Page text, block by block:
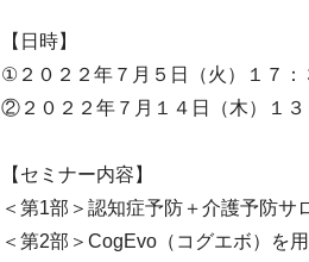
【日時】
①２０２２年７月５日（火）１７：
②２０２２年７月１４日（木）１３
【セミナー内容】
＜第1部＞認知症予防＋介護予防サ
＜第2部＞CogEvo（コグエボ）を